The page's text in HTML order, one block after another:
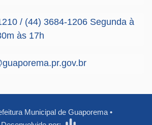
/ (44) 3684-1206 Segunda à
às 17h
Municipal de Guaporema •